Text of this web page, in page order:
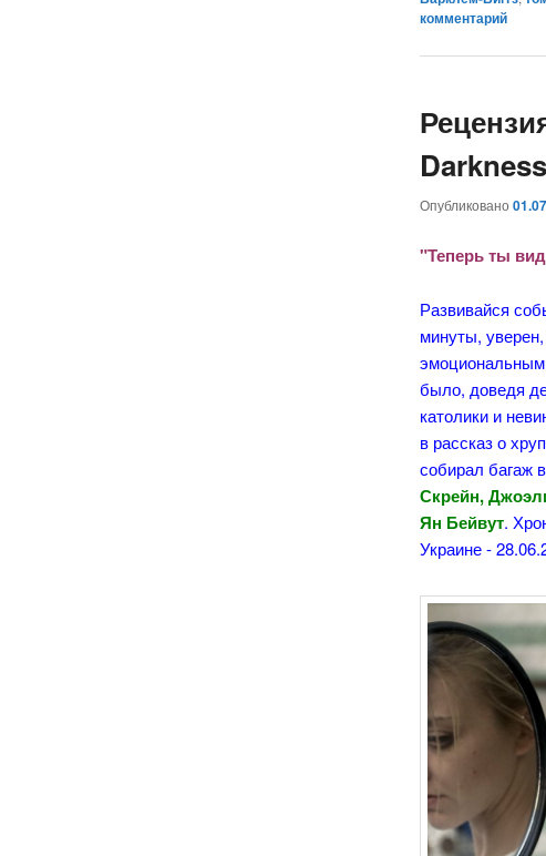
комментарий
Опубликовано
"Теперь ты
Развивайся
минуты,
было, доведя
католики и
в рассказ о
собирал багаж
Скрейн,
Ян Бейвут.
Украине -